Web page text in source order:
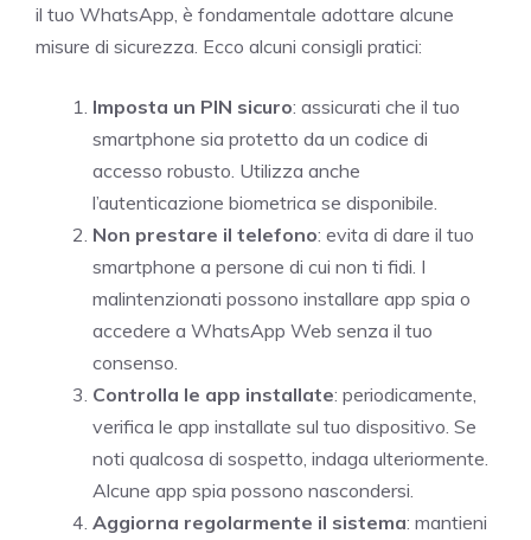
il tuo WhatsApp, è fondamentale adottare alcune
misure di sicurezza. Ecco alcuni consigli pratici:
Imposta un PIN sicuro: assicurati che il tuo
smartphone sia protetto da un codice di
accesso robusto. Utilizza anche
l’autenticazione biometrica se disponibile.
Non prestare il telefono: evita di dare il tuo
smartphone a persone di cui non ti fidi. I
malintenzionati possono installare app spia o
accedere a WhatsApp Web senza il tuo
consenso.
Controlla le app installate: periodicamente,
verifica le app installate sul tuo dispositivo. Se
noti qualcosa di sospetto, indaga ulteriormente.
Alcune app spia possono nascondersi.
Aggiorna regolarmente il sistema: mantieni